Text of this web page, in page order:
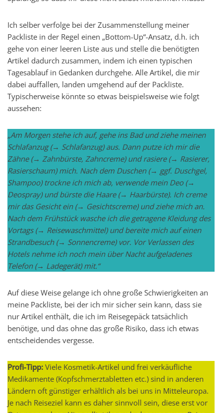
Ich selber verfolge bei der Zusammenstellung meiner
Packliste in der Regel einen „Bottom-Up“-Ansatz, d.h. ich
gehe von einer leeren Liste aus und stelle die benötigten
Artikel dadurch zusammen, indem ich einen typischen
Tagesablauf in Gedanken durchgehe. Alle Artikel, die mir
dabei auffallen, landen umgehend auf der Packliste.
Typischerweise könnte so etwas beispielsweise wie folgt
aussehen:
„Am Morgen stehe ich auf, gehe ins Bad und ziehe meinen
Schlafanzug (→ Schlafanzug) aus. Dann putze ich mir die
Zähne (→ Zahnbürste, Zahncreme) und rasiere (→ Rasierer,
Rasierschaum) mich. Nach dem Duschen (→ ggf. Duschgel,
Shampoo) trockne ich mich ab, verwende mein Deo (→
Deospray) und bürste die Haare (→ Haarbürste). Ich creme
mir das Gesicht ein (→ Gesichtscreme) und ziehe mich an.
Nach dem Frühstück wasche ich die getragene Kleidung des
Vortags (→ Reisewaschmittel) und bereite mich auf einen
Strandbesuch (→ Sonnencreme) vor. Vor Verlassen des
Hotels nehme ich noch mein über Nacht aufgeladenes
Telefon (→ Ladegerät) mit.“
Auf diese Weise gelange ich ohne große Schwierigkeiten an
meine Packliste, bei der ich mir sicher sein kann, dass sie
nur Artikel enthält, die ich im Reisegepäck tatsächlich
benötige, und das ohne das große Risiko, dass ich etwas
entscheidendes vergesse.
Profi-Tipp: Viele Kosmetik-Artikel und frei verkäufliche
Medikamente (Kopfschmerztabletten etc.) sind in anderen
Ländern oft günstiger erhältlich als bei uns in Mitteleuropa.
Je nach Reiseziel kann es daher sinnvoll sein, diese erst vor